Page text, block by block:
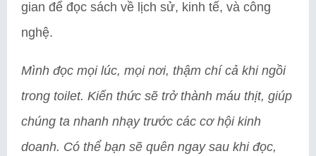
gian để đọc sách về lịch sử, kinh tế, và công
nghệ.
Mình đọc mọi lúc, mọi nơi, thậm chí cả khi ngồi
trong toilet. Kiến thức sẽ trở thành máu thịt, giúp
chúng ta nhanh nhạy trước các cơ hội kinh
doanh. Có thể bạn sẽ quên ngay sau khi đọc,